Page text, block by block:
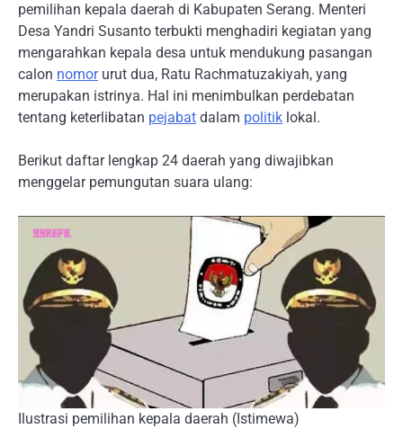
pemilihan kepala daerah di Kabupaten Serang. Menteri
Desa Yandri Susanto terbukti menghadiri kegiatan yang
mengarahkan kepala desa untuk mendukung pasangan
calon nomorurut dua, Ratu Rachmatuzakiyah, yang
merupakan istrinya. Hal ini menimbulkan perdebatan
tentang keterlibatan pejabat dalam politik lokal.
Berikut daftar lengkap 24 daerah yang diwajibkan
menggelar pemungutan suara ulang:
Ilustrasi pemilihan kepala daerah (Istimewa)